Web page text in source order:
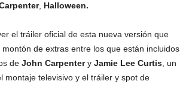
, Halloween.
el tráiler oficial de esta nueva versión que
de extras entre los que están incluidos
de John Carpentery Jamie Lee Curtis , un
montaje televisivo y el tráiler y spot de